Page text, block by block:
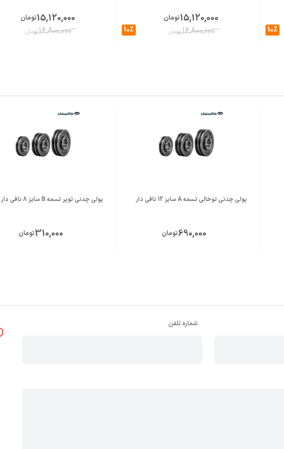
10%
15,120,000تومان
16,800,000تومان 10%
15,120,000تومان
16,800,000تومان
پولی چدنی توخالی تسمه A سایز 12 نافی دار
690,000تومان
پولی چدنی توپر تسمه B سایز 8 نافی دار
310,000تومان
شماره تلفن